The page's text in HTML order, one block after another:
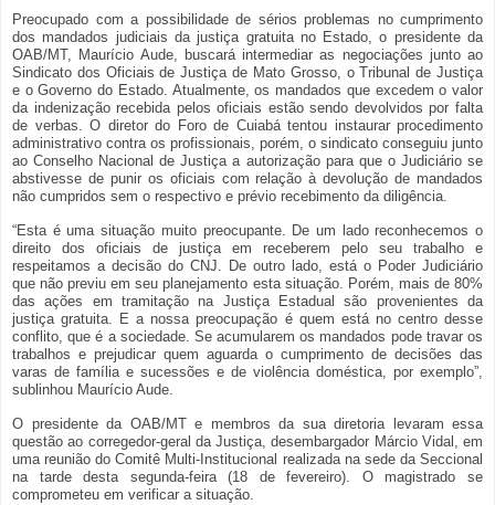
Preocupado com a possibilidade de sérios problemas no cumprimento
dos mandados judiciais da justiça gratuita no Estado, o presidente da
OAB/MT, Maurício Aude, buscará intermediar as negociações junto ao
Sindicato dos Oficiais de Justiça de Mato Grosso, o Tribunal de Justiça
e o Governo do Estado. Atualmente, os mandados que excedem o valor
da indenização recebida pelos oficiais estão sendo devolvidos por falta
de verbas. O diretor do Foro de Cuiabá tentou instaurar procedimento
administrativo contra os profissionais, porém, o sindicato conseguiu junto
ao Conselho Nacional de Justiça a autorização para que o Judiciário se
abstivesse de punir os oficiais com relação à devolução de mandados
não cumpridos sem o respectivo e prévio recebimento da diligência.
“Esta é uma situação muito preocupante. De um lado reconhecemos o
direito dos oficiais de justiça em receberem pelo seu trabalho e
respeitamos a decisão do CNJ. De outro lado, está o Poder Judiciário
que não previu em seu planejamento esta situação. Porém, mais de 80%
das ações em tramitação na Justiça Estadual são provenientes da
justiça gratuita. E a nossa preocupação é quem está no centro desse
conflito, que é a sociedade. Se acumularem os mandados pode travar os
trabalhos e prejudicar quem aguarda o cumprimento de decisões das
varas de família e sucessões e de violência doméstica, por exemplo”,
sublinhou Maurício Aude.
O presidente da OAB/MT e membros da sua diretoria levaram essa
questão ao corregedor-geral da Justiça, desembargador Márcio Vidal, em
uma reunião do Comitê Multi-Institucional realizada na sede da Seccional
na tarde desta segunda-feira (18 de fevereiro). O magistrado se
comprometeu em verificar a situação.